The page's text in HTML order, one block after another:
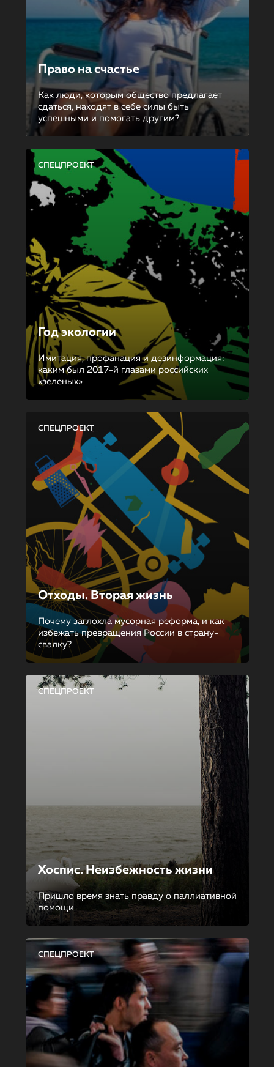
Право на счастье
Как люди, которым общество предлагает
сдаться, находят в себе силы быть
успешными и помогать другим?
СПЕЦПРОЕКТ
Год экологии
Имитация, профанация и дезинформация:
каким был 2017-й глазами российских
«зеленых»
СПЕЦПРОЕКТ
Отходы. Вторая жизнь
Почему заглохла мусорная реформа, и как
избежать превращения России в страну-
свалку?
СПЕЦПРОЕКТ
Хоспис. Неизбежность жизни
Пришло время знать правду о паллиативной
помощи
СПЕЦПРОЕКТ